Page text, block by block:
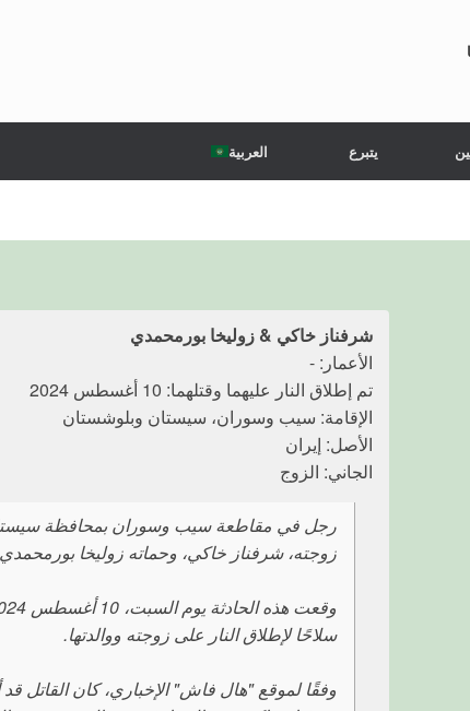
العربية يتبرع
شرفناز خاكي & زوليخا بورمحمدي
الأعمار: -
تم إطلاق النار عليهما وقتلهما: 10 أغسطس 2024
الإقامة: سيب وسوران، سيستان وبلوشستان
الأصل: إيران
الجاني: الزوج
رجل في مقاطعة سيب وسوران بمحافظة
زوجته، شرفناز خاكي، وحماته زوليخا
سلاحًا لإطلاق النار على زوجته ووالدتها.
وفقًا لموقع "هال فاش" الإخباري، كان القاتل